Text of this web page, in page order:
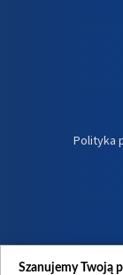
Polityka
Szanujemy Twoją